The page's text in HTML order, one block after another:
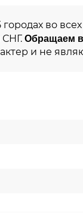
во
Обращаем
и не